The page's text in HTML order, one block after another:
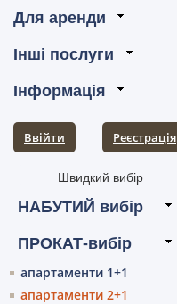
Ввійти Pеєстрація
апартаменти 1+1
апартаменти 2+1